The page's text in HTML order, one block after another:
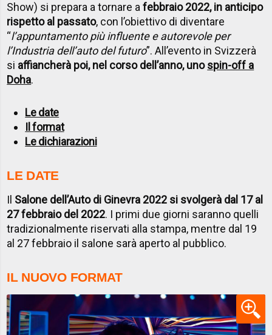
Show) si prepara a tornare afebbraio 2022, in anticipo
rispetto al passato, con l’obiettivo di diventare
“l’appuntamento più influente e autorevole per
l’Industria dell’auto del futuro”. All’evento in Svizzerà
si affiancherà poi, nel corso dell’anno, unospin-off a
Doha.
Le date
Il format
Le dichiarazioni
LE DATE
Il Salone dell’Auto di Ginevra 2022 si svolgerà dal 17 al
27 febbraio del 2022. I primi due giorni saranno quelli
tradizionalmente riservati alla stampa, mentre dal 19
al 27 febbraio il salone sarà aperto al pubblico.
IL NUOVO FORMAT